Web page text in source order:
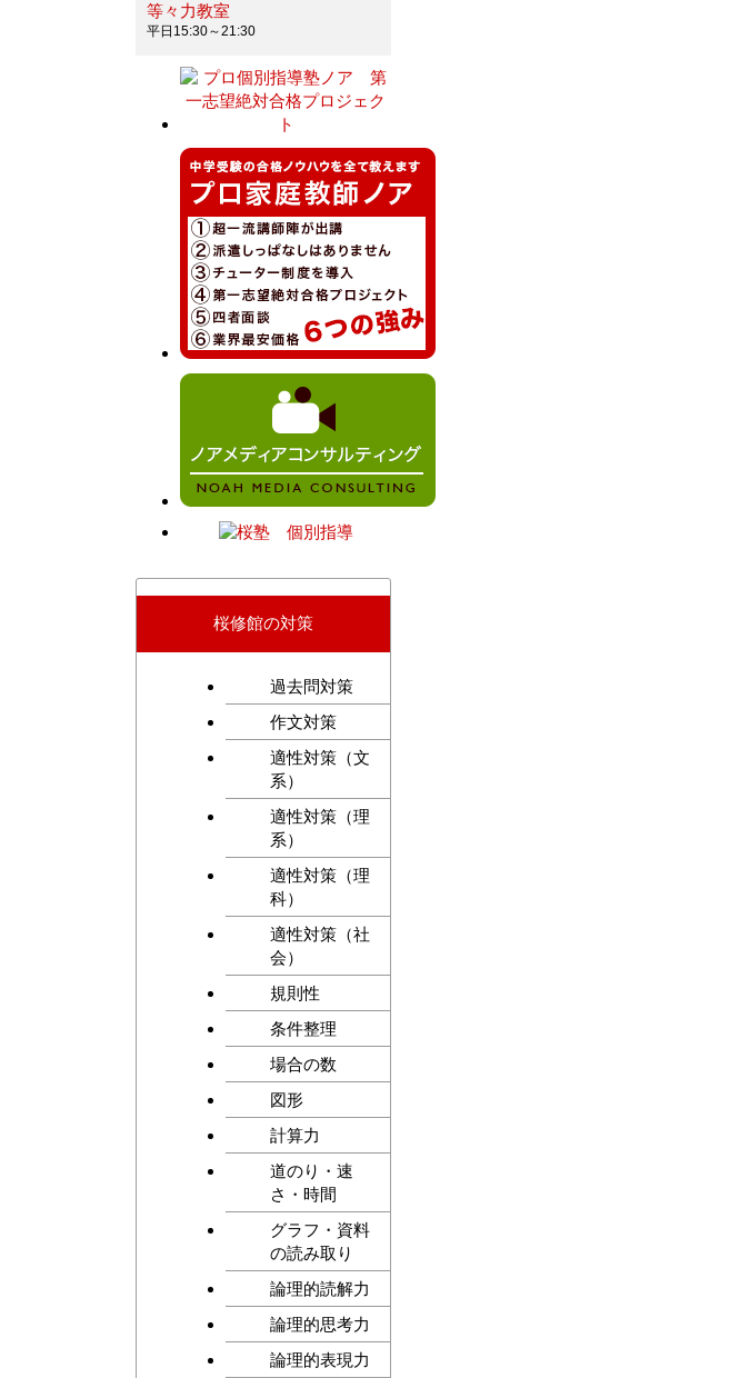
等々力教室
平日15:30～21:30
桜修館の対策
過去問対策
作文対策
適性対策（文
系）
適性対策（理
系）
適性対策（理
科）
適性対策（社
会）
規則性
条件整理
場合の数
図形
計算力
道のり・速
さ・時間
グラフ・資料
の読み取り
論理的読解力
論理的思考力
論理的表現力